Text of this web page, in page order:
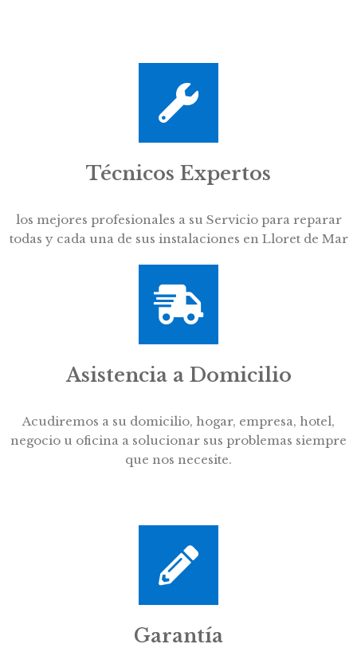
Técnicos Expertos
los mejores profesionales a su Servicio para reparar
todas y cada una de sus instalaciones en Lloret de Mar
Asistencia a Domicilio
Acudiremos a su domicilio, hogar, empresa, hotel,
negocio u oficina a solucionar sus problemas siempre
que nos necesite.
Garantía